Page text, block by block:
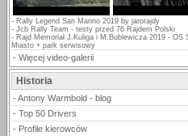
- Rally Legend San Marino 2019 by jarorajdy
- Jcb Rally Team - testy przed 76 Rajdem Polski
- Rajd Memoriał J.Kuliga i M.Bublewicza 2019 - OS
Miasto + park serwisowy
- Więcej video-galerii
Historia
- Antony Warmbold - blog
- Top 50 Drivers
- Profile kierowców